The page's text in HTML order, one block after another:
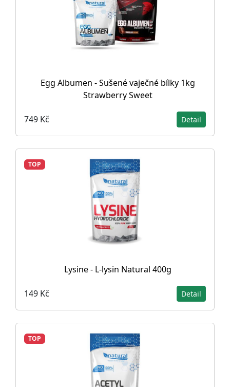
Egg Albumen - Sušené vaječné bílky 1kg
Strawberry Sweet
749 Kč Detail
TOP
Lysine - L-lysin Natural 400g
149 Kč Detail
TOP